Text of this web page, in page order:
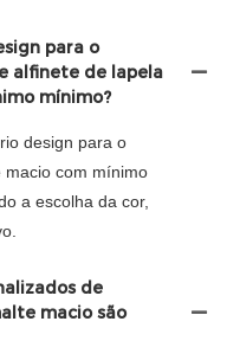
para o
alfinete de lapela
mínimo?
design para o
macio com mínimo
a escolha da cor,
de
macio são